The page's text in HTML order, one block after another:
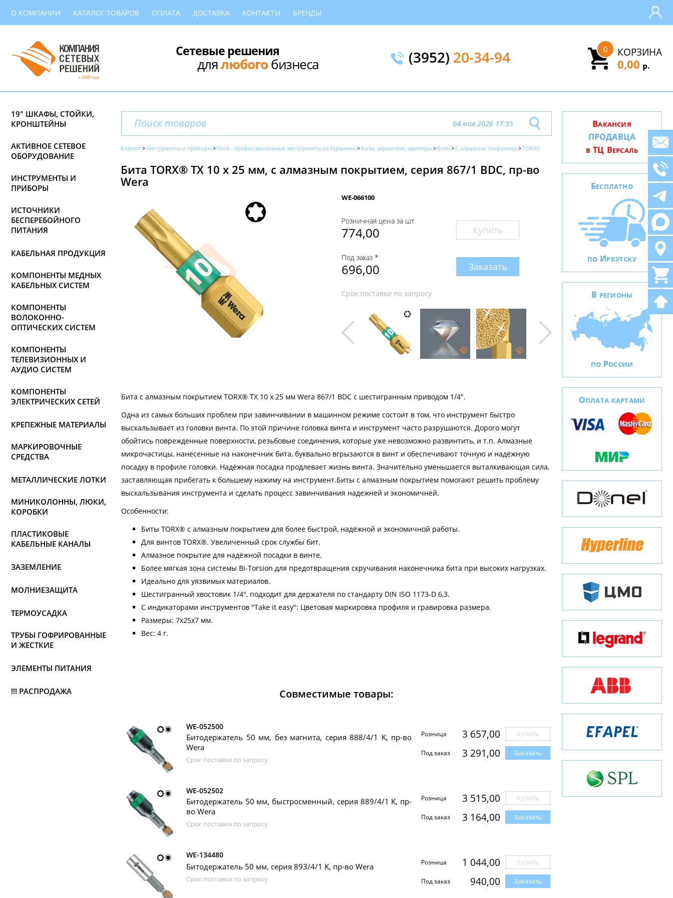
О КОМПАНИИ КАТАЛОГ ТОВАРОВ ОПЛАТА ДОСТАВКА КОНТАКТЫ БРЕНДЫ
Сетевые решения
длялюбогобизнеса (3952) 20-34-94 КОРЗИНА
0
0,00 Р.
19" ШКАФЫ, СТОЙКИ,
КРОНШТЕЙНЫ
АКТИВНОЕ СЕТЕВОЕ
ОБОРУДОВАНИЕ
ИНСТРУМЕНТЫ И
ПРИБОРЫ
ИСТОЧНИКИ
БЕСПЕРЕБОЙНОГО
ПИТАНИЯ
КАБЕЛЬНАЯ ПРОДУКЦИЯ
КОМПОНЕНТЫ МЕДНЫХ
КАБЕЛЬНЫХ СИСТЕМ
КОМПОНЕНТЫ
ВОЛОКОННО-
ОПТИЧЕСКИХ СИСТЕМ
КОМПОНЕНТЫ
ТЕЛЕВИЗИОННЫХ И
АУДИО СИСТЕМ
КОМПОНЕНТЫ
ЭЛЕКТРИЧЕСКИХ СЕТЕЙ
КРЕПЕЖНЫЕ МАТЕРИАЛЫ
МАРКИРОВОЧНЫЕ
СРЕДСТВА
МЕТАЛЛИЧЕСКИЕ ЛОТКИ
МИНИКОЛОННЫ, ЛЮКИ,
КОРОБКИ
ПЛАСТИКОВЫЕ
КАБЕЛЬНЫЕ КАНАЛЫ
ЗАЗЕМЛЕНИЕ
МОЛНИЕЗАЩИТА
ТЕРМОУСАДКА
ТРУБЫ ГОФРИРОВАННЫЕ
И ЖЕСТКИЕ
ЭЛЕМЕНТЫ ПИТАНИЯ
!!! РАСПРОДАЖА
04 мая 2026 17:35
Каталог Инструменты и приборы Wera - профессиональные инструменты из Германии Биты, держатели, адаптеры Биты С алмазным покрытием TORX®
Бита TORX® TX 10 х 25 мм, с алмазным покрытием, серия 867/1 BDC, пр-во
Wera
WE-066100
Розничная цена за шт
774,00 Купить
Под заказ *
696,00 Заказать
Срок поставки по запросу
Бита с алмазным покрытием TORX® TX 10 х 25 мм Wera 867/1 BDC с шестигранным приводом 1/4".
Одна из самых больших проблем при завинчивании в машинном режиме состоит в том, что инструмент быстро
выскальзывает из головки винта. По этой причине головка винта и инструмент часто разрушаются. Дорого могут
обойтись поврежденные поверхности, резьбовые соединения, которые уже невозможно развинтить, и т.п. Алмазные
микрочастицы, нанесенные на наконечник бита, буквально вгрызаются в винт и обеспечивают точную и надёжную
посадку в профиле головки. Надёжная посадка продлевает жизнь винта. Значительно уменьшается выталкивающая сила,
заставляющая прибегать к большему нажиму на инструмент.Биты с алмазным покрытием помогают решить проблему
выскальзывания инструмента и сделать процесс завинчивания надежней и экономичней.
Особенности:
Биты TORX® с алмазным покрытием для более быстрой, надёжной и экономичной работы.
Для винтов TORX®. Увеличенный срок службы бит.
Алмазное покрытие для надёжной посадки в винте.
Более мягкая зона системы Bi-Torsion для предотвращения скручивания наконечника бита при высоких нагрузках.
Идеально для уязвимых материалов.
Шестигранный хвостовик 1/4", подходит для держателя по стандарту DIN ISO 1173-D 6,3.
С индикаторами инструментов "Take it easy": Цветовая маркировка профиля и гравировка размера.
Размеры: 7х25х7 мм.
Вес: 4 г.
Совместимые товары:
WE-052500
Битодержатель 50 мм, без магнита, серия 888/4/1 K, пр-во
Wera
Срок поставки по запросу
Розница 3 657,00 Купить
Под заказ 3 291,00 Заказать
WE-052502
Битодержатель 50 мм, быстросменный, серия 889/4/1 K, пр-
во Wera
Срок поставки по запросу
Розница 3 515,00 Купить
Под заказ 3 164,00 Заказать
WE-134480
Битодержатель 50 мм, серия 893/4/1 K, пр-во Wera
Срок поставки по запросу
Розница 1 044,00 Купить
Под заказ 940,00 Заказать
ВАКАНСИЯ
ПРОДАВЦА
В ТЦ ВЕРСАЛЬ
БЕСПЛАТНО
ПО ИРКУТСКУ
В РЕГИОНЫ
ПО РОССИИ
ОПЛАТА КАРТАМИ